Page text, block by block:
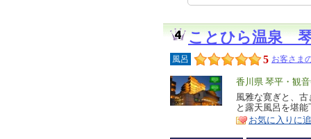
ことひら温泉
風呂 5 お客さま
エ
リ
ア
香川県 琴平・観
特
徴
風雅な寛ぎと、
と露天風呂を堪能
お気に入りに